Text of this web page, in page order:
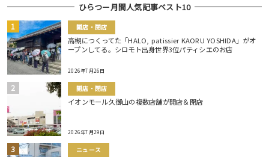
ひらつー月間人気記事ベスト10
開店・閉店
高槻につくってた「HALO, patissier KAORU YOSHIDA」がオ
ープンしてる。シロモト出身世界3位パティシエのお店
2026年7月26日
開店・閉店
イオンモール久御山の複数店舗が開店＆閉店
2026年7月29日
ニュース